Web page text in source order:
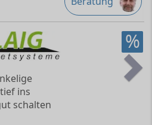
%
ins
schalten